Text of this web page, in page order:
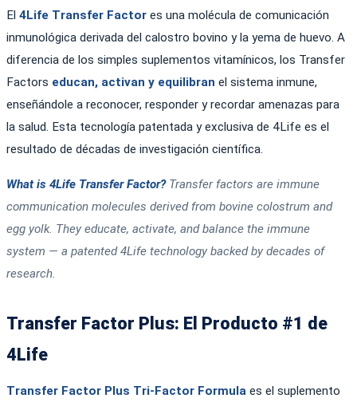
El 4Life Transfer Factor es una molécula de comunicación
inmunológica derivada del calostro bovino y la yema de huevo. A
diferencia de los simples suplementos vitamínicos, los Transfer
Factors educan, activan y equilibran el sistema inmune,
enseñándole a reconocer, responder y recordar amenazas para
la salud. Esta tecnología patentada y exclusiva de 4Life es el
resultado de décadas de investigación científica.
What is 4Life Transfer Factor?Transfer factors are immune
communication molecules derived from bovine colostrum and
egg yolk. They educate, activate, and balance the immune
system — a patented 4Life technology backed by decades of
research.
Transfer Factor Plus: El Producto #1 de
4Life
Transfer Factor Plus Tri-Factor Formula es el suplemento